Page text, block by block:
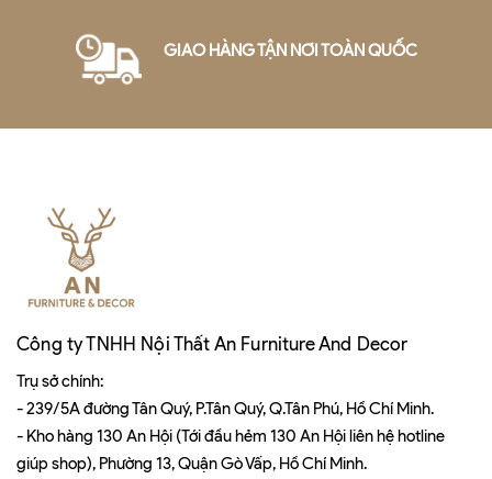
GIAO HÀNG TẬN NƠI TOÀN QUỐC
Công ty TNHH Nội Thất An Furniture And Decor
Trụ sở chính:
- 239/5A đường Tân Quý, P.Tân Quý, Q.Tân Phú, Hồ Chí Minh.
- Kho hàng 130 An Hội (Tới đầu hẻm 130 An Hội liên hệ hotline
giúp shop), Phường 13, Quận Gò Vấp, Hồ Chí Minh.